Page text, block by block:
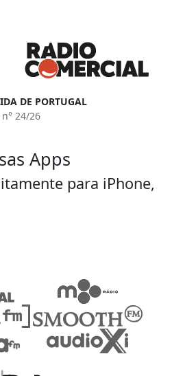
DE PORTUGAL
24/26
Apps
para iPhone,